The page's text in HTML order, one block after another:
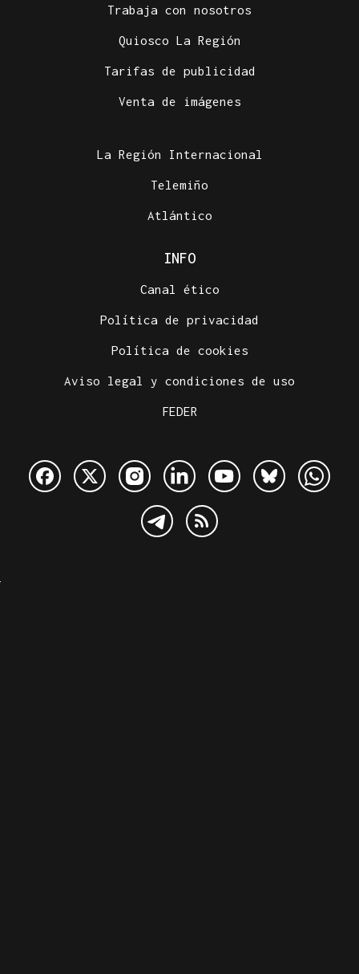
Trabaja con nosotros
Quiosco La Región
Tarifas de publicidad
Venta de imágenes
La Región Internacional
Telemiño
Atlántico
INFO
Canal ético
Política de privacidad
Política de cookies
Aviso legal y condiciones de uso
FEDER